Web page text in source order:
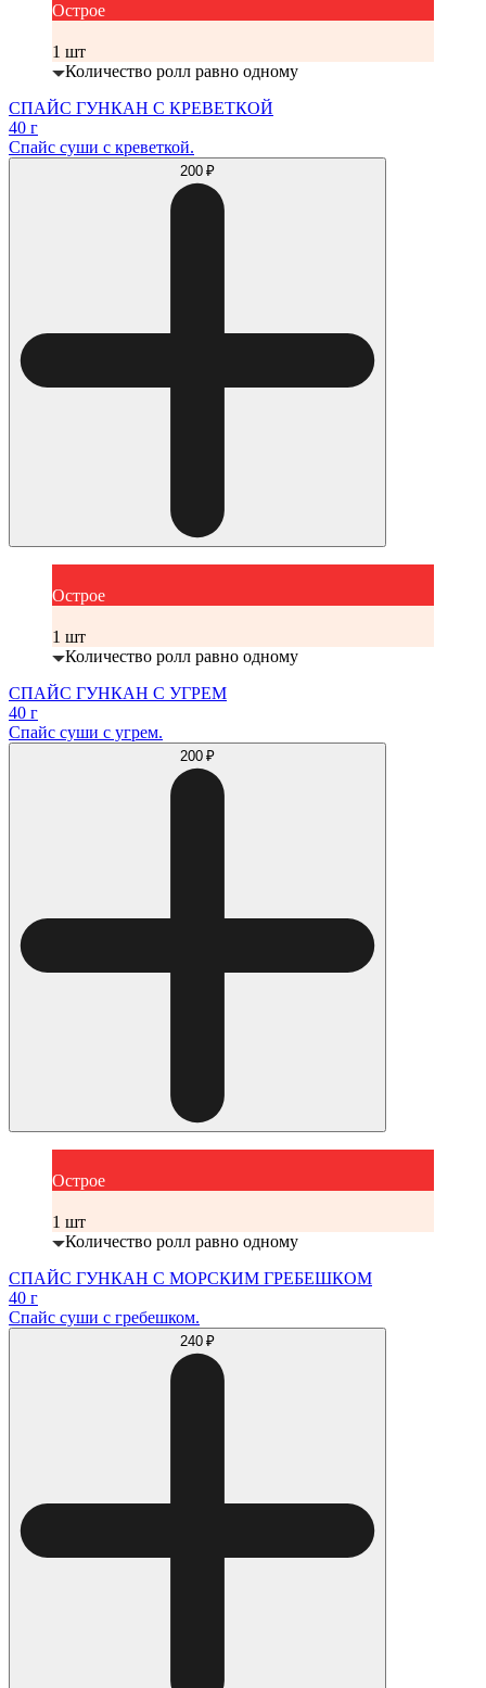
Острое
1 шт
Количество ролл равно одному
СПАЙС ГУНКАН С КРЕВЕТКОЙ
40 г
Спайс суши с креветкой.
200 ₽
Острое
1 шт
Количество ролл равно одному
СПАЙС ГУНКАН С УГРЕМ
40 г
Спайс суши с угрем.
200 ₽
Острое
1 шт
Количество ролл равно одному
СПАЙС ГУНКАН С МОРСКИМ ГРЕБЕШКОМ
40 г
Спайс суши с гребешком.
240 ₽